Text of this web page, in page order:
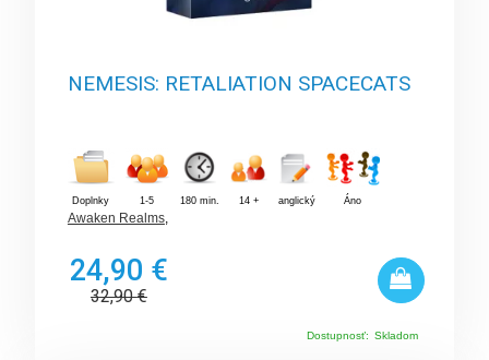
NEMESIS: RETALIATION SPACECATS
Doplnky 1-5 180 min. 14 + anglický Áno
Awaken Realms,
24,90 €
32,90€
Dostupnosť: Skladom